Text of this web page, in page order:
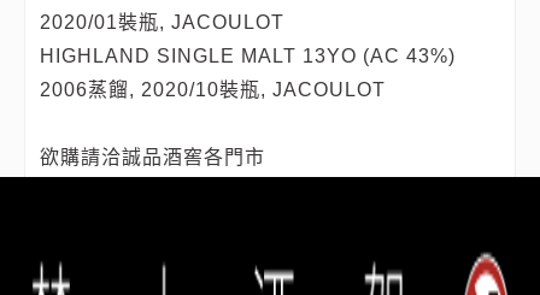
2020/01裝瓶, JACOULOT
HIGHLAND SINGLE MALT 13YO (AC 43%)
2006蒸餾, 2020/10裝瓶, JACOULOT
欲購請洽誠品酒窖各門市
台中店 | 04-3609-5755